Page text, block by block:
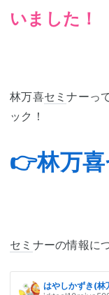
いました！
林万喜セミナーっ
ック！
👉林万喜
セミ ナーの情報に